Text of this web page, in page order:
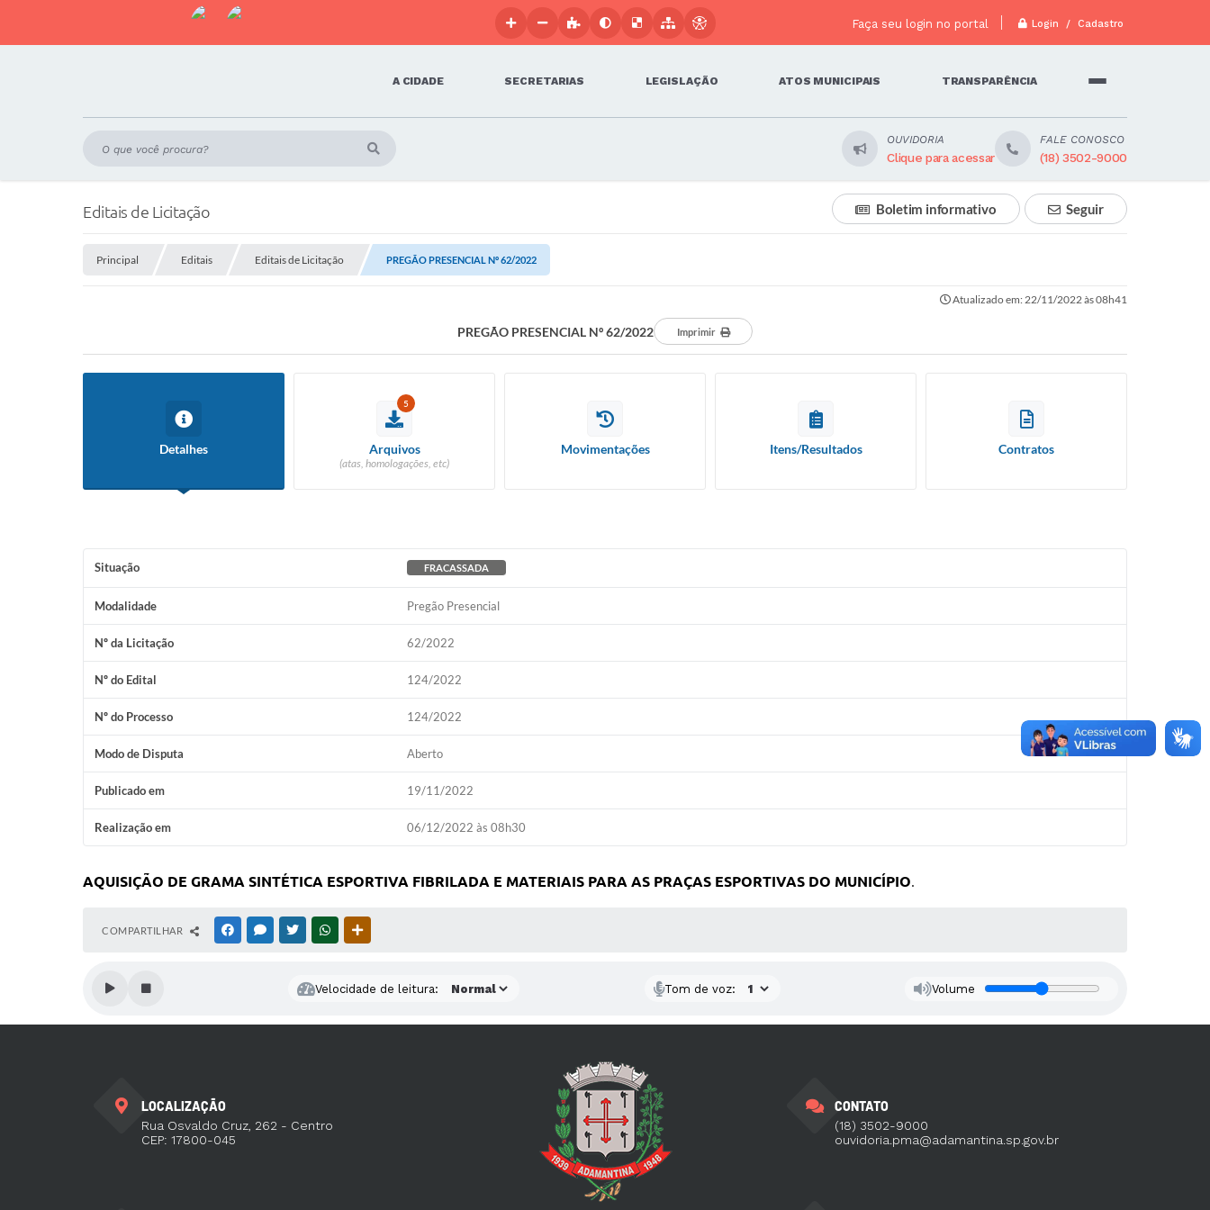
Faça seu login no portal Login / Cadastro
A CIDADE SECRETARIAS LEGISLAÇÃO ATOS MUNICIPAIS TRANSPARÊNCIA
OUVIDORIA
Clique para acessar
FALE CONOSCO
(18) 3502-9000
Editais de Licitação Seguir
Boletim informativo
Principal Editais Editais de Licitação PREGÃO PRESENCIAL Nº 62/2022
Atualizado em: 22/11/2022 às 08h41
PREGÃO PRESENCIAL Nº 62/2022 Imprimir
Detalhes
5
Arquivos
(atas, homologações, etc)
Movimentações Itens/Resultados Contratos
Situação FRACASSADA
Modalidade Pregão Presencial
Nº da Licitação 62/2022
Nº do Edital 124/2022
Nº do Processo 124/2022
Modo de Disputa Aberto
Publicado em 19/11/2022
Realização em 06/12/2022 às 08h30
AQUISIÇÃO DE GRAMA SINTÉTICA ESPORTIVA FIBRILADA E MATERIAIS PARA AS PRAÇAS ESPORTIVAS DO MUNICÍPIO.
COMPARTILHAR FACEBOOKMESSENGER
TWITTERWHATSAPP
Velocidade de leitura: Tom de voz: Volume
LOCALIZAÇÃO
Rua Osvaldo Cruz, 262 - Centro
CEP: 17800-045
CONTATO
(18) 3502-9000
ouvidoria.pma@adamantina.sp.gov.br